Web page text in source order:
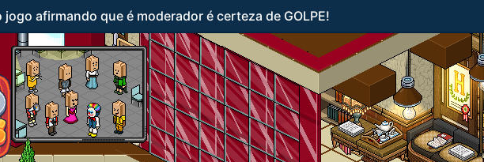
jogo afirmando que é moderador é certeza de GOLPE!